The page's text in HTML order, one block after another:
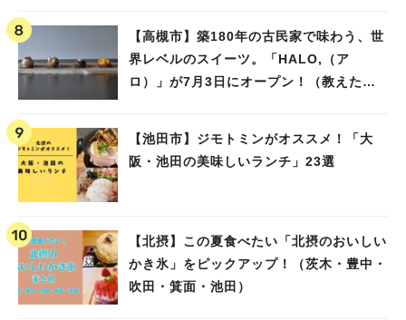
【高槻市】築180年の古民家で味わう、世
界レベルのスイーツ。「HALO,（ア
ロ）」が7月3日にオープン！（教えたい/
【池田市】ジモトミンがオススメ！「大
阪・池田の美味しいランチ」23選
【北摂】この夏食べたい「北摂のおいしい
かき氷」をピックアップ！（茨木・豊中・
吹田・箕面・池田）